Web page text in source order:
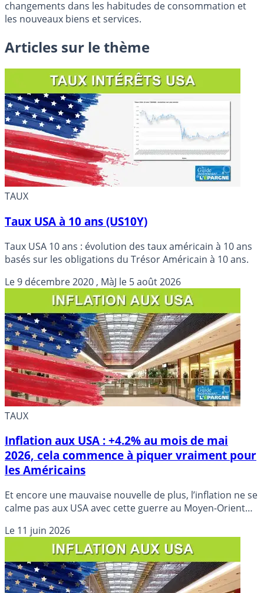
changements dans les habitudes de consommation et
les nouveaux biens et services.
Articles sur le thème
TAUX
Taux USA à 10 ans (US10Y)
Taux USA 10 ans : évolution des taux américain à 10 ans
basés sur les obligations du Trésor Américain à 10 ans.
Le9 décembre 2020 , MàJ le 5 août 2026
TAUX
Inflation aux USA : +4.2% au mois de mai
2026, cela commence à piquer vraiment pour
les Américains
Et encore une mauvaise nouvelle de plus, l’inflation ne se
calme pas aux USA avec cette guerre au Moyen-Orient
aux USA en seulement 10 mois.
Le 11 juin 2026